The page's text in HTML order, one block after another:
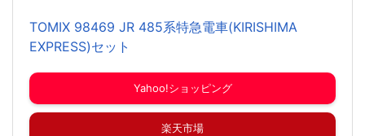
TOMIX 98469 JR 485系特急電車(KIRISHIMA
EXPRESS)セット
Yahoo!ショッピング
楽天市場